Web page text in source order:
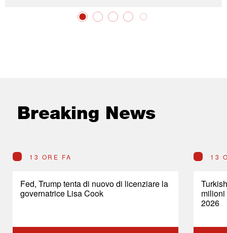
Breaking News
13 ORE FA
Fed, Trump tenta di nuovo di licenziare la
governatrice Lisa Cook
13
2026